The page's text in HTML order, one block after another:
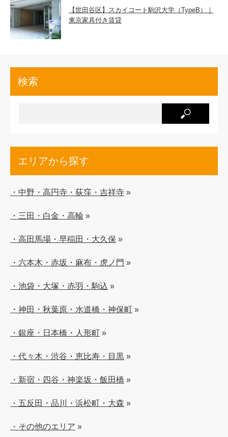
【世田谷区】スカイコート駒沢大学（TypeB）｜
東京家具付き賃貸
検索
エリアから探す
・中野・高円寺・荻窪・吉祥寺 »
・三田・白金・高輪 »
・高田馬場・早稲田・大久保 »
・六本木・赤坂・麻布・虎ノ門 »
・池袋・大塚・赤羽・駒込 »
・神田・秋葉原・水道橋・神保町 »
・銀座・日本橋・人形町 »
・代々木・渋谷・恵比寿・目黒 »
・新宿・四谷・神楽坂・飯田橋 »
・五反田・品川・浜松町・大森 »
・その他のエリア »